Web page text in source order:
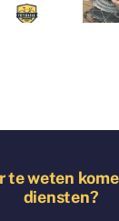
te weten
diensten?